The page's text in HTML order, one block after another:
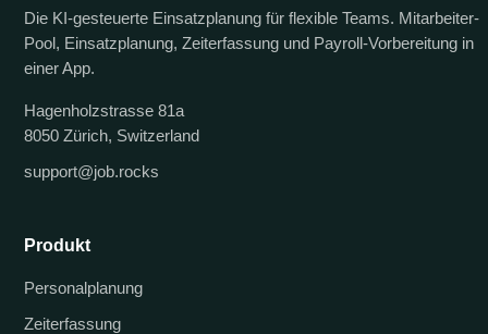
Die KI-gesteuerte Einsatzplanung für flexible Teams. Mitarbeiter-
Pool, Einsatzplanung, Zeiterfassung und Payroll-Vorbereitung in
einer App.
Hagenholzstrasse 81a
8050 Zürich, Switzerland
support@job.rocks
Produkt
Personalplanung
Zeiterfassung